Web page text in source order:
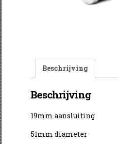
Beschrijving
Beschrijving
19mm aansluiting
51mm diameter